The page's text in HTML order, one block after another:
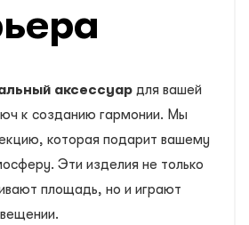
аксессуар для вашей
к созданию гармонии. Мы
которая подарит вашему
Эти изделия не только
площадь, но и играют